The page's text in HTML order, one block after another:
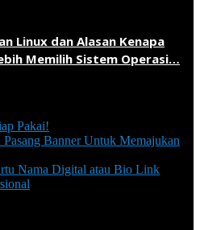
Linux dan Alasan Kenapa
Memilih Sistem Operasi…
Pakai!
Banner Untuk Memajukan
Nama Digital atau Bio Link